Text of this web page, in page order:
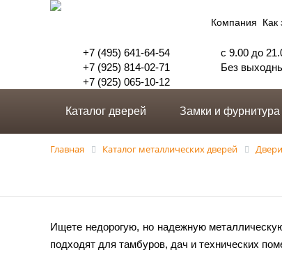
Компания Как
+7 (495) 641-64-54
+7 (925) 814-02-71
+7 (925) 065-10-12
с 9.00 до
Без
Каталог дверей Замки и фурнитура
Главная Каталог металлических дверей
Ищете недорогую, но надежную
подходят для тамбуров, дач и технических